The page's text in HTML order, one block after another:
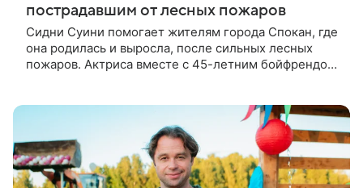
пострадавшим от лесных пожаров
Сидни Суини помогает жителям города Спокан, где
она родилась и выросла, после сильных лесных
пожаров. Актриса вместе с 45-летним бойфрендом